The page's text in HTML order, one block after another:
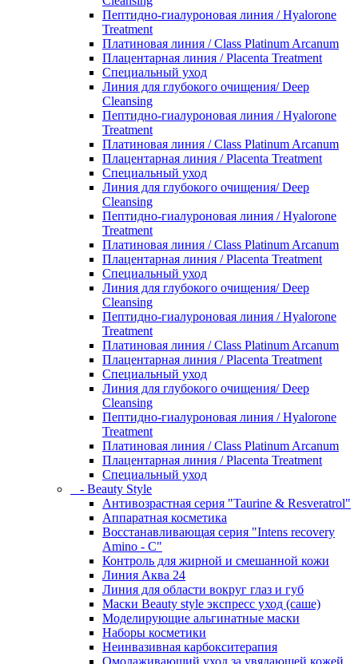
Пептидно-гиалуроновая линия / Hyalorone
Treatment
Платиновая линия / Class Platinum Arcanum
Плацентарная линия / Placenta Treatment
Специальный уход
Линия для глубокого очищения/ Deep
Cleansing
Пептидно-гиалуроновая линия / Hyalorone
Treatment
Платиновая линия / Class Platinum Arcanum
Плацентарная линия / Placenta Treatment
Специальный уход
Линия для глубокого очищения/ Deep
Cleansing
Пептидно-гиалуроновая линия / Hyalorone
Treatment
Платиновая линия / Class Platinum Arcanum
Плацентарная линия / Placenta Treatment
Специальный уход
Линия для глубокого очищения/ Deep
Cleansing
Пептидно-гиалуроновая линия / Hyalorone
Treatment
Платиновая линия / Class Platinum Arcanum
Плацентарная линия / Placenta Treatment
Специальный уход
Линия для глубокого очищения/ Deep
Cleansing
Пептидно-гиалуроновая линия / Hyalorone
Treatment
Платиновая линия / Class Platinum Arcanum
Плацентарная линия / Placenta Treatment
Специальный уход
- Beauty Style
Антивозрастная серия "Taurine & Resveratrol"
Аппаратная косметика
Восстанавливающая серия "Intens recovery
Amino - C"
Контроль для жирной и смешанной кожи
Линия Аква 24
Линия для области вокруг глаз и губ
Маски Beauty style экспресс уход (саше)
Моделирующие альгинатные маски
Наборы косметики
Неинвазивная карбокситерапия
Омолаживающий уход за увядающей кожей